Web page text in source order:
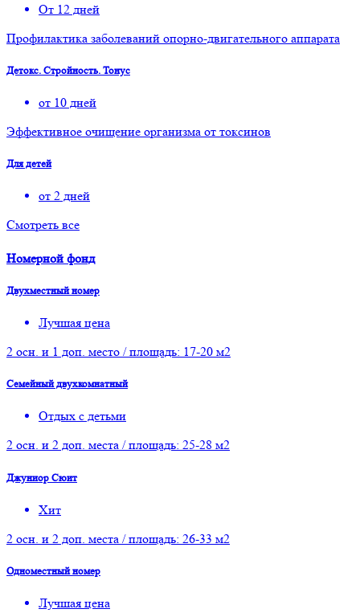
От 12 дней
Профилактика заболеваний опорно-двигательного аппарата
Детокс. Стройность. Тонус
от 10 дней
Эффективное очищение организма от токсинов
Для детей
от 2 дней
Смотреть все
Номерной фонд
Двухместный номер
Лучшая цена
2 осн. и 1 доп. место / площадь: 17-20 м2
Семейный двухкомнатный
Отдых с детьми
2 осн. и 2 доп. места / площадь: 25-28 м2
Джуниор Сюит
Хит
2 осн. и 2 доп. места / площадь: 26-33 м2
Одноместный номер
Лучшая цена